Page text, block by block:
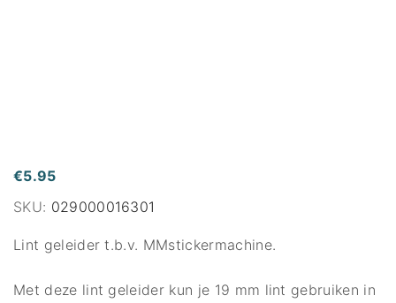
€5.95
SKU: 029000016301
Lint geleider t.b.v. MMstickermachine.
Met deze lint geleider kun je 19 mm lint gebruiken in